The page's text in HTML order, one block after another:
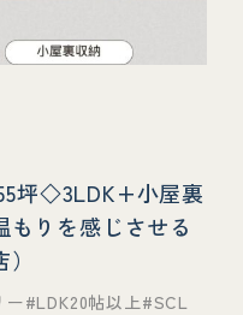
坪◇3LDK+小屋裏
りを感じさせる
ー LDK20帖以上 SCL